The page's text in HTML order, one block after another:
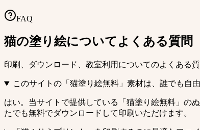
FAQ
猫の塗り絵についてよくある質問
印刷、ダウンロード、教室利用についてのよくある質
このサイトの「猫塗り絵無料」素材は、誰でも自
はい。当サイトで提供している「猫塗り絵無料」の
たでも無料でダウンロードして印刷いただけます。